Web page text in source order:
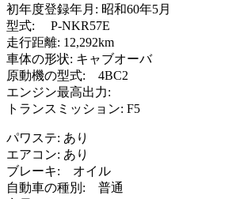
初年度登録年月: 昭和60年5月
型式: P-NKR57E
走行距離: 12,292km
車体の形状: キャブオーバ
原動機の型式: 4BC2
エンジン最高出力:
トランスミッション: F5
パワステ: あり
エアコン: あり
ブレーキ: オイル
自動車の種別: 普通